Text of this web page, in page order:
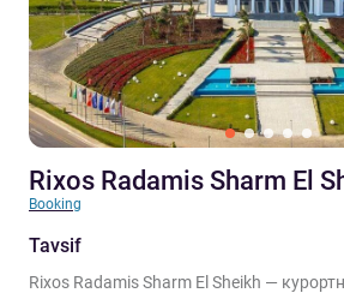
Rixos Radamis Sharm El
Booking
Tavsif
Rixos Radamis Sharm El Sheikh —